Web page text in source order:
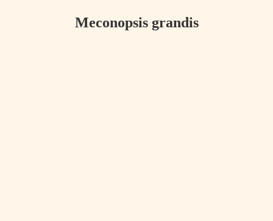
Meconopsis grandis